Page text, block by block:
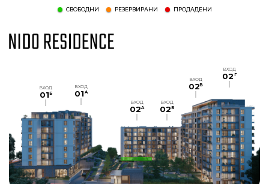
СВОБОДНИ РЕЗЕРВИРАНИ ПРОДАДЕНИ
ВХОД
01 A
ВХОД
01Б
ВХОД
02A
ВХОД
02Б
ВХОД
02В
ВХОД
02 Г